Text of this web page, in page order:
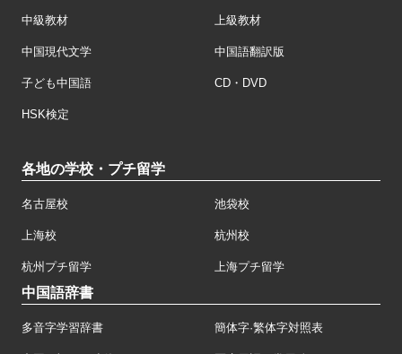
中級教材 上級教材
中国現代文学 中国語翻訳版
子ども中国語 CD・DVD
HSK検定
各地の学校・プチ留学
名古屋校 池袋校
上海校 杭州校
杭州プチ留学 上海プチ留学
中国語辞書
多音字学習辞書 簡体字·繁体字対照表